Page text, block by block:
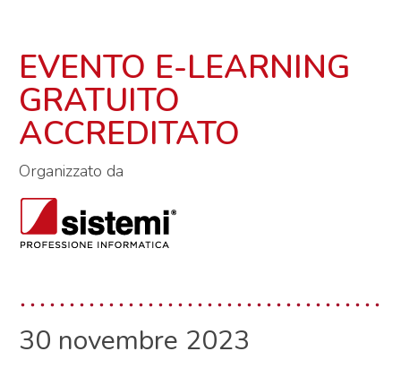
EVENTO E-LEARNING
GRATUITO
ACCREDITATO
Organizzato da
30 novembre 2023